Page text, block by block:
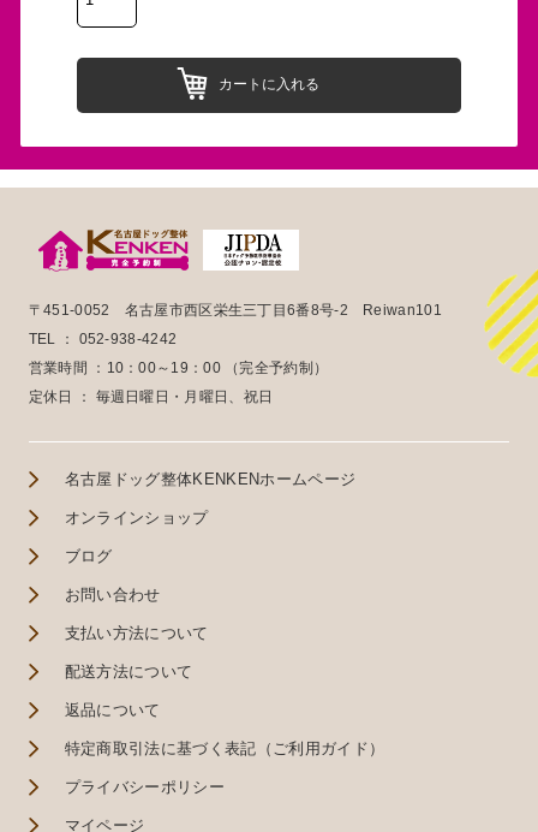
〒451-0052 名古屋市西区栄生三丁目6番8号-2 Reiwan101
TEL ： 052-938-4242
営業時間 ：10：00～19：00 （完全予約制）
定休日 ： 毎週日曜日・月曜日、祝日
名古屋ドッグ整体KENKENホームページ
オンラインショップ
ブログ
お問い合わせ
支払い方法について
配送方法について
返品について
特定商取引法に基づく表記（ご利用ガイド）
プライバシーポリシー
マイページ